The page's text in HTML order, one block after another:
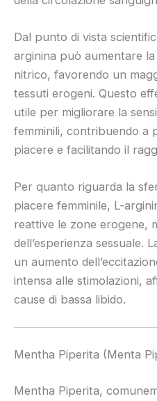
Dal punto di vista
arginina può aumentare
nitrico, favorendo un
tessuti erogeni. Questo
utile per migliorare la
femminili, contribuendo a
piacere e facilitando il
Per quanto riguarda la
piacere femminile, L-
reattive le zone erogene,
dell’esperienza sessuale.
un aumento
intensa alle stimolazioni,
cause di bassa libido.
Mentha Piperita (Menta
Mentha Piperita,